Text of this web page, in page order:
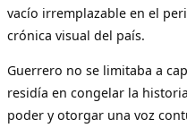
vacío irremplazable en el
crónica visual del país.
Guerrero no se limitaba a
residía en congelar la
poder y otorgar una voz